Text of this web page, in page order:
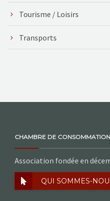
Tourisme / Loisirs
Transports
CHAMBRE DE
Association fondée en
QUI SOMMES-